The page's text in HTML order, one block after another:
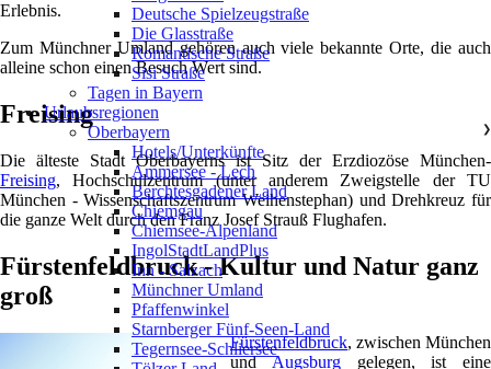
Erlebnis.
Zum Münchner Umland gehören auch viele bekannte Orte, die auch
alleine schon einen Besuch Wert sind.
Freising
Die älteste Stadt Oberbayerns ist Sitz der Erzdiozöse München-
Freising, Hochschulzentrum (unter anderem Zweigstelle der TU
München - Wissenschaftszentrum Weihenstephan) und Drehkreuz für
die ganze Welt durch den Franz Josef Strauß Flughafen.
Fürstenfeldbruck - Kultur und Natur ganz
groß
Fürstenfeldbruck, zwischen München
undAugsburggelegen, ist eine
Deutsche Spielzeugstraße
Die Glasstraße
Romantische Straße
Sisi Straße
Tagen in Bayern
Urlaubsregionen
Oberbayern
❯
Hotels/Unterkünfte
Ammersee - Lech
Berchtesgadener Land
Chiemgau
Chiemsee-Alpenland
IngolStadtLandPlus
Inn - Salzach
Münchner Umland
Pfaffenwinkel
Starnberger Fünf-Seen-Land
Tegernsee-Schliersee